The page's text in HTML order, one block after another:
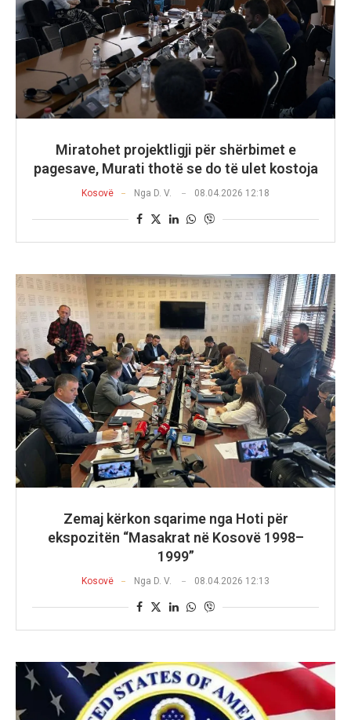
Miratohet projektligji për shërbimet e
pagesave, Murati thotë se do të ulet kostoja
Kosovë Nga D. V. 08.04.2026 12:18
Zemaj kërkon sqarime nga Hoti për
ekspozitën “Masakrat në Kosovë 1998–
1999”
Kosovë Nga D. V. 08.04.2026 12:13